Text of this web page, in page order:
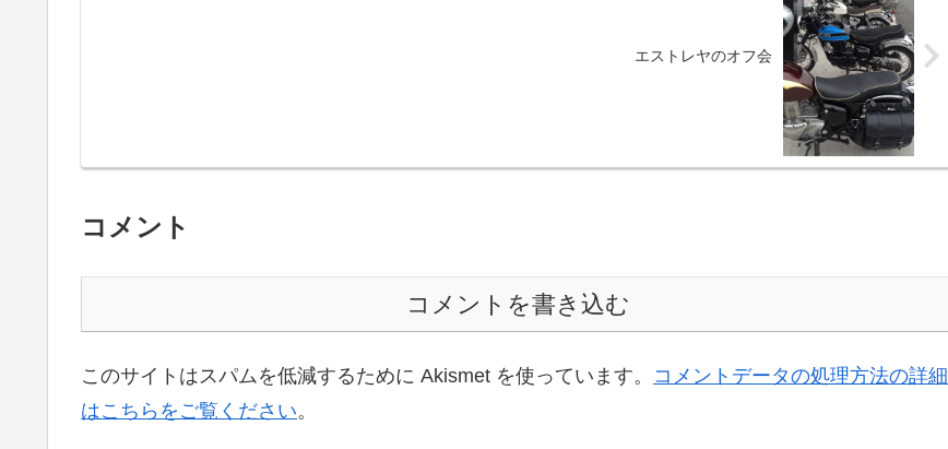
エストレヤのオフ会
コメント
コメントを書き込む
このサイトはスパムを低減するために Akismet を使っています。 コメントデータの処理方法の詳細
はこちらをご覧ください。